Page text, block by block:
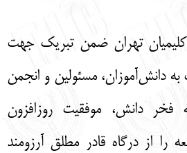
تهران ضمن تبریک جهت
دانش‌آموزان، مسئولین و انجمن
فخر دانش، موفقیت روزافزون
را از درگاه قادر مطلق آرزومند